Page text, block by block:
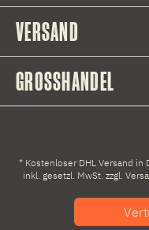
VERSAND
GROSSHANDEL
* Kostenloser DHL Versand
inkl. gesetzl. MwSt. zzgl.